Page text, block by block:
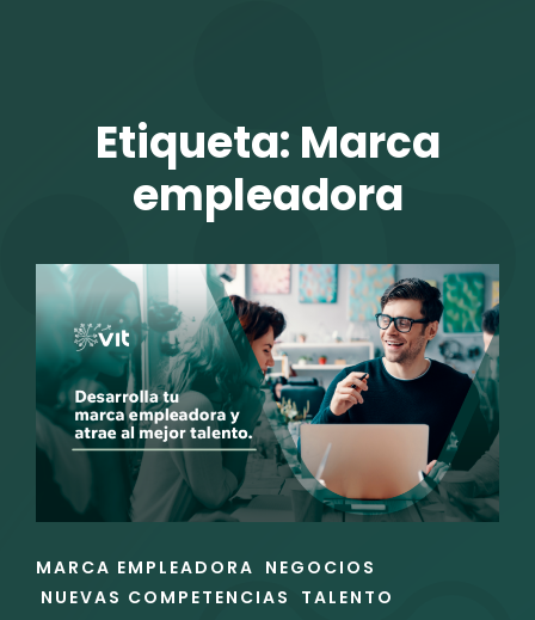
Etiqueta: Marca
empleadora
ENLACES
DE
MARCA EMPLEADORA NEGOCIOS
NUEVAS COMPETENCIAS
TALENTO